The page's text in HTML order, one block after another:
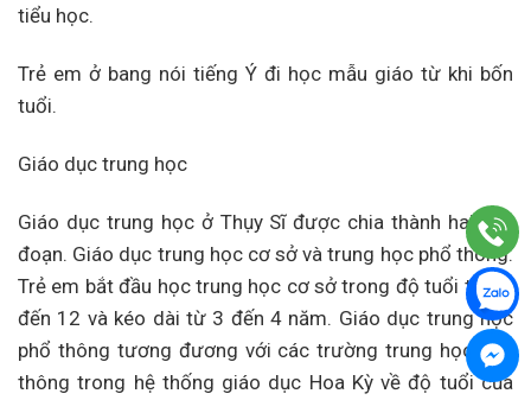
tiểu học.
Trẻ em ở bang nói tiếng Ý đi học mẫu giáo từ khi bốn
tuổi.
Giáo dục trung học
Giáo dục trung học ở Thụy Sĩ được chia thành hai giai
đoạn. Giáo dục trung học cơ sở và trung học phổ thông.
Trẻ em bắt đầu học trung học cơ sở trong độ tuổi từ 11
đến 12 và kéo dài từ 3 đến 4 năm. Giáo dục trung học
phổ thông tương đương với các trường trung học phổ
thông trong hệ thống giáo dục Hoa Kỳ về độ tuổi của